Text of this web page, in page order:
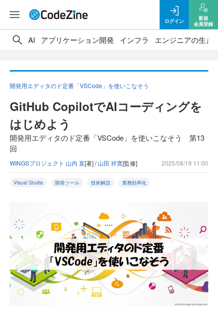
ログイン
新規
会員登録
AI アプリケーション開発 インフラ エンジニアの生き
開発用エディタのド定番「VSCode」を使いこなそう
GitHub CopilotでAIコーディングを
はじめよう
開発用エディタのド定番「VSCode」を使いこなそう 第13
回
WINGSプロジェクト 山内 直[著] /山田 祥寛[監修] 2025/08/19 11:00
Visual Studio 開発ツール 技術解説 業務効率化